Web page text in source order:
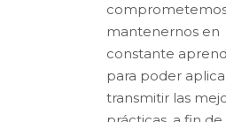
mantenernos en
constante
para poder
transmitir las